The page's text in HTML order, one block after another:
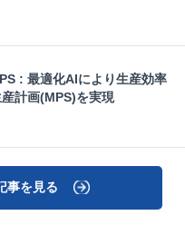
: 最適化AIにより生産効率
計画(MPS)を実現
事を見る